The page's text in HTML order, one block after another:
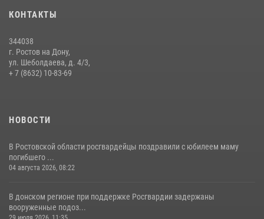
В донской столице Росгвардия приняла участие в оперативно-
профилактических мероприятиях в районе рынков «Темерник»
27 июля 2026, 12:35
КОНТАКТЫ
344038
г. Ростов на Дону,
ул. Шеболдаева, д. 4/3,
+ 7 (8632) 10-83-69
НОВОСТИ
В Ростовской области росгвардейцы поздравили с юбилеем маму
погибшего ...
04 августа 2026, 08:22
В донском регионе при поддержке Росгвардии задержаны
вооруженные подоз...